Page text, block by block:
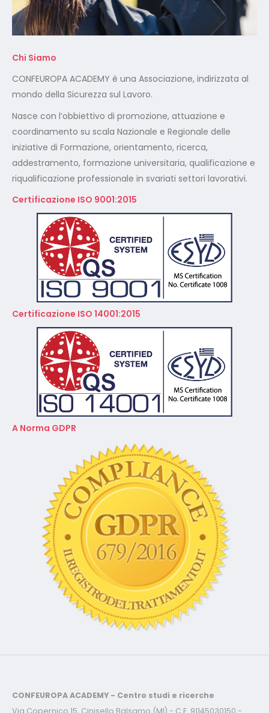
Chi Siamo
CONFEUROPA ACADEMY è una Associazione, indirizzata al
mondo della Sicurezza sul Lavoro.
Nasce con l’obbiettivo di promozione, attuazione e
coordinamento su scala Nazionale e Regionale delle
iniziative di Formazione, orientamento, ricerca,
addestramento, formazione universitaria, qualificazione e
riqualificazione professionale in svariati settori lavorativi.
Certificazione ISO 9001:2015
Certificazione ISO 14001:2015
A Norma GDPR
CONFEUROPA ACADEMY - Centro studi e ricerche